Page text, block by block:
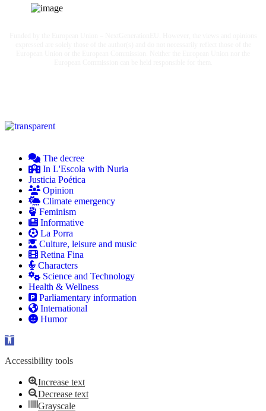
The decree
In L'Escola with Nuria
Justicia Poética
Opinion
Climate emergency
Feminism
Informative
La Porra
Culture, leisure and music
Retina Fina
Characters
Science and Technology
Health & Wellness
Parliamentary information
International
Humor
Open toolbar
Accessibility tools
Increase text
Decrease text
Grayscale